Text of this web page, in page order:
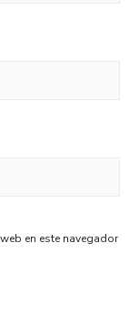
en este navegador